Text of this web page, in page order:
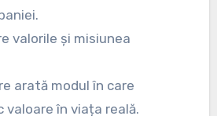
valorile și misiunea
arată modul în care
valoare în viața reală.